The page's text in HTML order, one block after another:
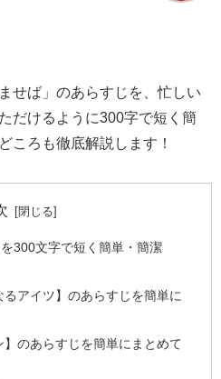
せば」のあらすじを、忙しい
だけるように300字で短く簡
ころも徹底解説します！
300文字で短く簡単・簡潔
るアイツ】のあらすじを簡単に
】のあらすじを簡単にまとめて